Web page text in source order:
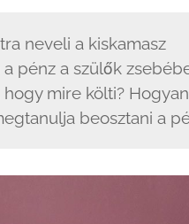
neveli a kiskamasz
pénz a szülők
mire költi? Hogyan
beosztani a